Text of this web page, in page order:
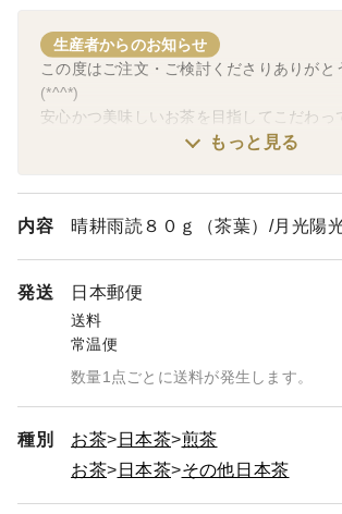
生産者からのお知らせ
この度はご注文・ご検討くださりありがと
(*^^*)
安心かつ美味しいお茶を目指してこだわっ
温かいお茶が美味しい季節ですね(*^^*)
それぞれのお茶もまろやかな甘みも増えて
淹れてもまろやかになってきました♡
暖房の効いたお部屋や乾燥した日にはお水
身体ほっこりしたいときは温かいお茶でゆ
間もいいですね!!
ぜひこれからの季節もお好みの温度と濃さ
たら嬉しいです(*^^*)
どうぞ安心してお楽しみ頂けたら嬉しいで
検討・ご注文くださりありがとうございま
もっと見る
内容 晴耕雨読８０ｇ（茶葉）/月光陽
発送 日本郵便
送料
常温便
数量1点ごとに送料が発生します。
種別 お茶 日本茶 煎茶
お茶
日本茶 その他日本茶